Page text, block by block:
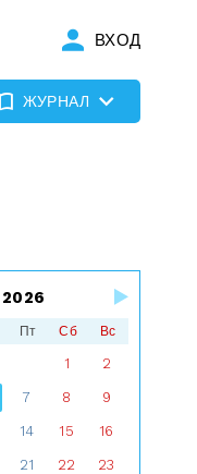
ВХОД
ЖУРНАЛ
Пт Сб Вс
1 2
7 8 9
14 15 16
21 22 23